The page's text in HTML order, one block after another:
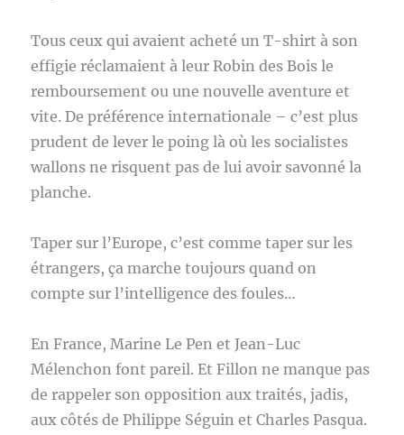
Tous ceux qui avaient acheté un T-shirt à son
effigie réclamaient à leur Robin des Bois le
remboursement ou une nouvelle aventure et
vite. De préférence internationale – c’est plus
prudent de lever le poing là où les socialistes
wallons ne risquent pas de lui avoir savonné la
planche.
Taper sur l’Europe, c’est comme taper sur les
étrangers, ça marche toujours quand on
compte sur l’intelligence des foules…
En France, Marine Le Pen et Jean-Luc
Mélenchon font pareil. Et Fillon ne manque pas
de rappeler son opposition aux traités, jadis,
aux côtés de Philippe Séguin et Charles Pasqua.